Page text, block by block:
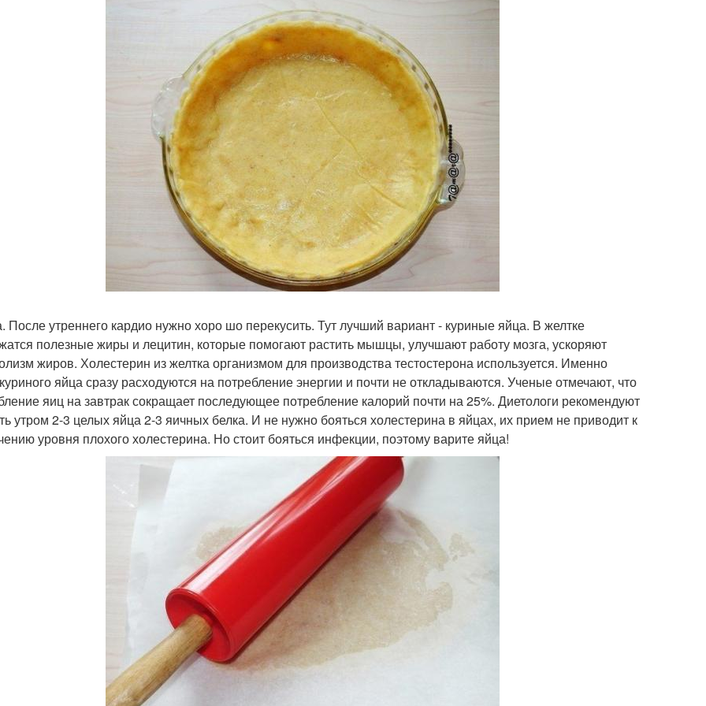
После утреннего кардио нужно хоро шо перекусить. Тут лучший вариант - куриные яйца. В желтке
полезные жиры и лецитин, которые помогают растить мышцы, улучшают работу мозга, ускоряют
жиров. Холестерин из желтка организмом для производства тестостерона используется. Именно
яйца сразу расходуются на потребление энергии и почти не откладываются. Ученые отмечают, что
яиц на завтрак сокращает последующее потребление калорий почти на 25%. Диетологи рекомендуют
утром 2-3 целых яйца 2-3 яичных белка. И не нужно бояться холестерина в яйцах, их прием не приводит к
уровня плохого холестерина. Но стоит бояться инфекции, поэтому варите яйца!